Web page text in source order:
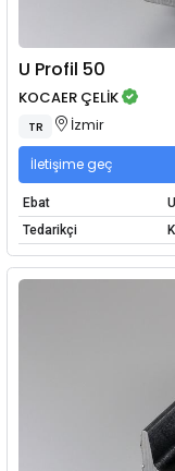
U Profil 50
KOCAER ÇELİK
TR İzmir
İletişime geç
Ebat
Tedarikçi